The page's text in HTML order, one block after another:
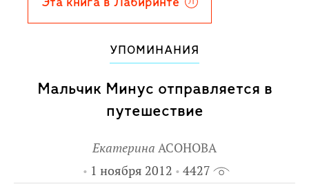
УПОМИНАНИЯ
Мальчик Минус отправляется в
путешествие
Екатерина АСОНОВА
1 ноября 2012
4427